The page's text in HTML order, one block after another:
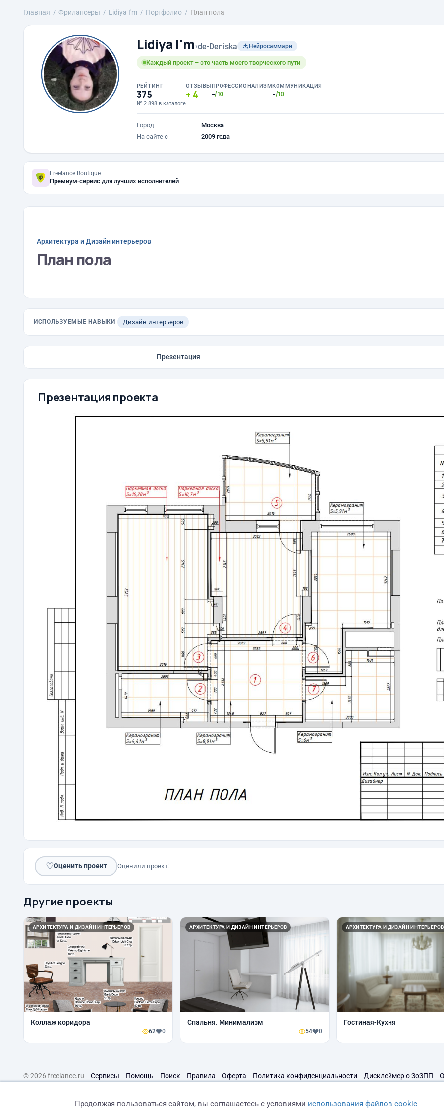
Главная Фрилансеры Lidiya I'm Портфолио План пола
Lidiya I'm›de-Deniska Нейросаммари
Каждый проект – это часть моего творческого пути
РЕЙТИНГ
375
№ 2 898 в каталоге
ОТЗЫВЫ
4
ПРОФЕССИОНАЛИЗМ
-/10
КОММУНИКАЦИЯ
-/10
Город
Москва
На сайте с
2009 года
Freelance.Boutique
Премиум-сервис для лучших исполнителей
Архитектура и Дизайн интерьеров
План пола
ИСПОЛЬЗУЕМЫЕ НАВЫКИ Дизайн интерьеров
Презентация
Презентация проекта
♡Оценить проект Оценили проект:
Другие проекты
АРХИТЕКТУРА И ДИЗАЙН ИНТЕРЬЕРОВ
Коллаж коридора
62 0
АРХИТЕКТУРА И ДИЗАЙН ИНТЕРЬЕРОВ
Спальня. Минимализм
54 0
АРХИТЕКТУРА И ДИЗАЙН ИНТЕРЬЕРОВ
Гостиная-Кухня
© 2026 freelance.ru Сервисы Помощь Поиск Правила Оферта Политика конфиденциальности Дисклеймер о ЗоЗПП
Продолжая пользоваться сайтом, вы соглашаетесь с условиями использования файлов cookie